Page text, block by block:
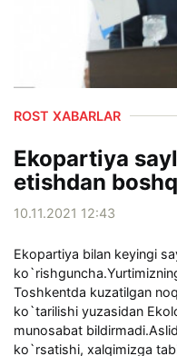
ROST XABARLAR
Ekopartiya
etishdan
10.11.2021 12:43
Ekopartiya bilan keyingi
Toshkentda kuzatilgan
ko`tarilishi yuzasidan
munosabat
ko`rsatishi, xalqimizga